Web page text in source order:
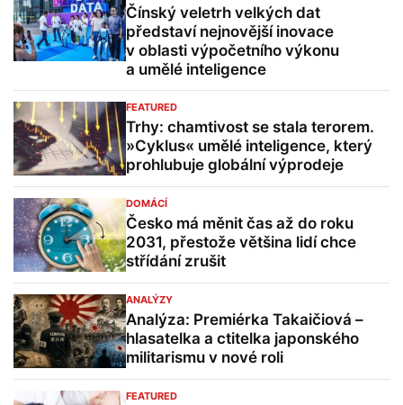
Čínský veletrh velkých dat
představí nejnovější inovace
v oblasti výpočetního výkonu
a umělé inteligence
FEATURED
Trhy: chamtivost se stala terorem.
»Cyklus« umělé inteligence, který
prohlubuje globální výprodeje
DOMÁCÍ
Česko má měnit čas až do roku
2031, přestože většina lidí chce
střídání zrušit
ANALÝZY
Analýza: Premiérka Takaičiová –
hlasatelka a ctitelka japonského
militarismu v nové roli
FEATURED